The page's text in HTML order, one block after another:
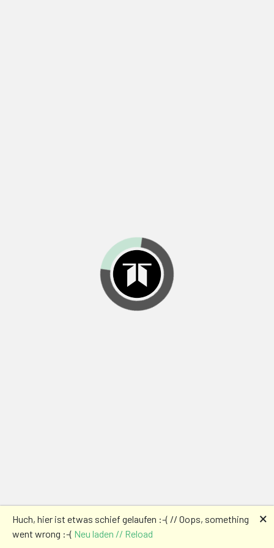
Huch, hier ist etwas schief gelaufen :-( // Oops, something
went wrong :-( Neu laden // Reload
🗙